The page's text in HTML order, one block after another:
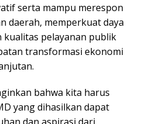
serta mampu merespon
daerah, memperkuat daya
pelayanan publik
transformasi ekonomi
bahwa kita harus
yang dihasilkan dapat